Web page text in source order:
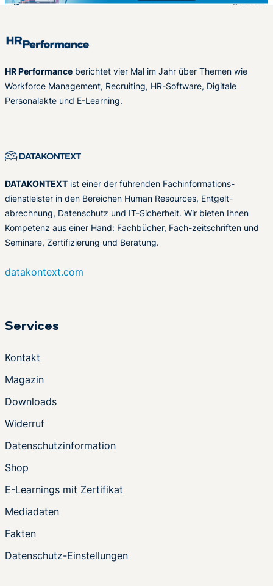
HR Performance berichtet vier Mal im Jahr über Themen wie
Workforce Management, Recruiting, HR-Software, Digitale
Personalakte und E-Learning.
DATAKONTEXT ist einer der führenden Fachinformations-
dienstleister in den Bereichen Human Resources, Entgelt-
abrechnung, Datenschutz und IT-Sicherheit. Wir bieten Ihnen
Kompetenz aus einer Hand: Fachbücher, Fach-zeitschriften und
Seminare, Zertifizierung und Beratung.
datakontext.com
Services
Kontakt
Magazin
Downloads
Widerruf
Datenschutzinformation
Shop
E-Learnings mit Zertifikat
Mediadaten
Fakten
Datenschutz-Einstellungen